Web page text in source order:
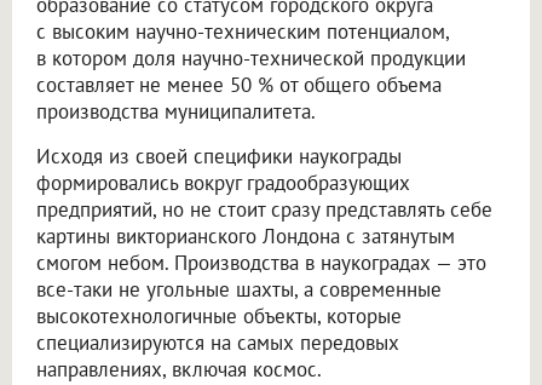
с высоким научно-техническим потенциалом,
в котором доля научно-технической продукции
составляет не менее 50 % от общего объема
производства муниципалитета.
Исходя из своей специфики наукограды
формировались вокруг градообразующих
предприятий, но не стоит сразу представлять себе
картины викторианского Лондона с затянутым
смогом небом. Производства в наукоградах — это
все-таки не угольные шахты, а современные
высокотехнологичные объекты, которые
специализируются на самых передовых
направлениях, включая космос.